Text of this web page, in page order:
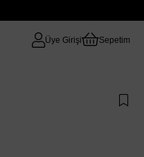
Üye Girişi Sepetim